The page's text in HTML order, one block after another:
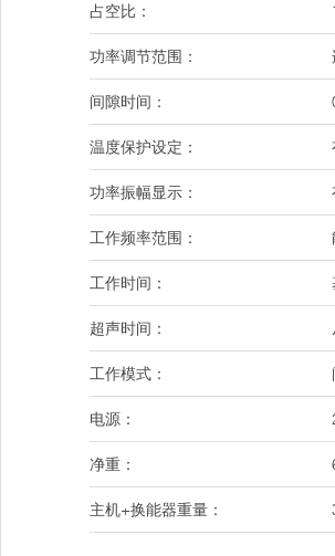
占空比：
功率调节范围：
间隙时间：
温度保护设定：
功率振幅显示：
工作频率范围：
工作时间：
超声时间：
工作模式：
电源：
净重：
主机+换能器重量：